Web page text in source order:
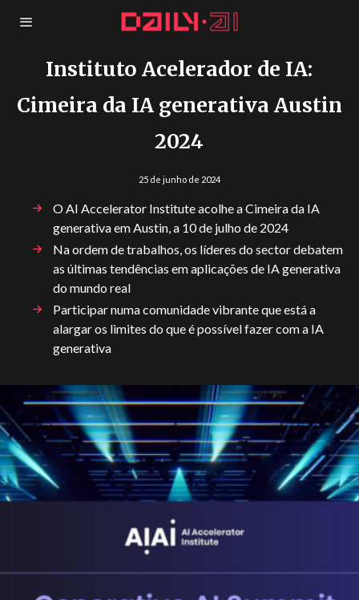
Instituto Acelerador de IA:
Cimeira da IA generativa Austin
2024
25 de junho de 2024
O AI Accelerator Institute acolhe a Cimeira da IA
generativa em Austin, a 10 de julho de 2024
Na ordem de trabalhos, os líderes do sector debatem
as últimas tendências em aplicações de IA generativa
do mundo real
Participar numa comunidade vibrante que está a
alargar os limites do que é possível fazer com a IA
generativa